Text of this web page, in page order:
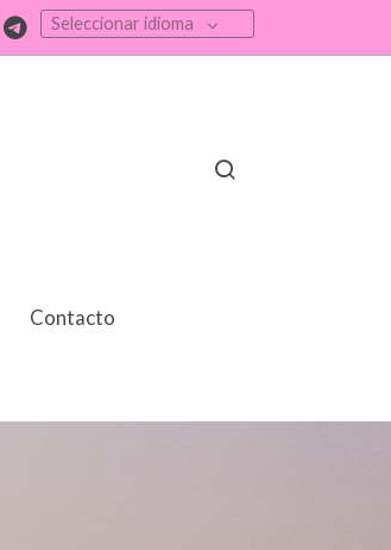
Seleccionar idioma
Contacto